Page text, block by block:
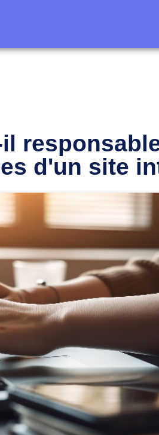
d'un site